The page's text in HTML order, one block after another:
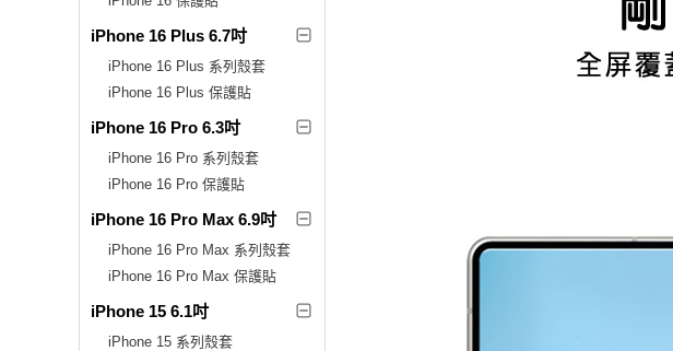
iPhone 16 Plus 6.7吋
iPhone 16 Plus 系列殼套
iPhone 16 Plus 保護貼
iPhone 16 Pro 6.3吋
iPhone 16 Pro 系列殼套
iPhone 16 Pro 保護貼
iPhone 16 Pro Max 6.9吋
iPhone 16 Pro Max 系列殼套
iPhone 16 Pro Max 保護貼
iPhone 15 6.1吋
iPhone 15 系列殼套